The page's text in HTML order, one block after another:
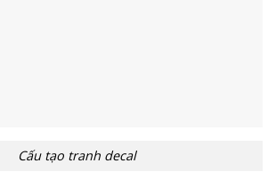
Cấu tạo tranh decal